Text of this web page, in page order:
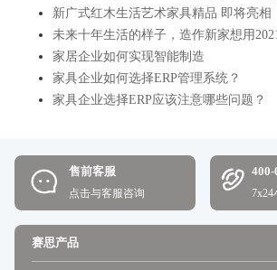
新广式红木生活艺术家具精品 即将亮相
未来十年生活的样子，造作新家想用
家居企业如何实现智能制造
家具企业如何选择ERP管理系统？
家具企业选择ERP应该注意哪些问题？
售前客服
点击与客服咨询
400-
7x24
赛思产品